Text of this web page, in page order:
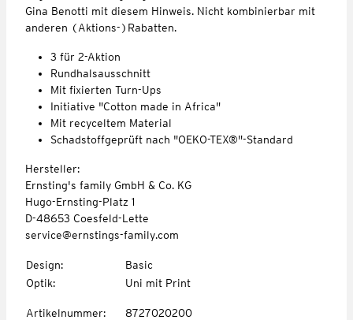
Gina Benotti mit diesem Hinweis. Nicht kombinierbar mit
anderen (Aktions-)Rabatten.
3 für 2-Aktion
Rundhalsausschnitt
Mit fixierten Turn-Ups
Initiative "Cotton made in Africa"
Mit recyceltem Material
Schadstoffgeprüft nach "OEKO-TEX®"-Standard
Hersteller:
Ernsting's family GmbH & Co. KG
Hugo-Ernsting-Platz 1
D-48653 Coesfeld-Lette
service@ernstings-family.com
Design:
Basic
Optik: Uni mit Print
Artikelnummer: 8727020200